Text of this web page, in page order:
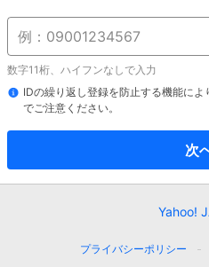
数字11桁、ハイフンなしで入力
IDの繰り返し登録を防止する機能に
でご注意ください。
次
Yahoo!
プライバシーポリシー